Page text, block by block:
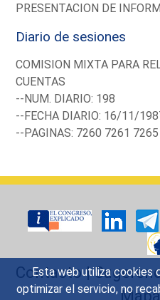
Esta web utiliza cookies
optimizar el servicio, no
PRESENTACION DE
Diario de sesiones
COMISION MIXTA PARA
CUENTAS
--NUM. DIARIO: 198
--FECHA DIARIO: 16/11/
--PAGINAS: 7260 7261
Contacto|